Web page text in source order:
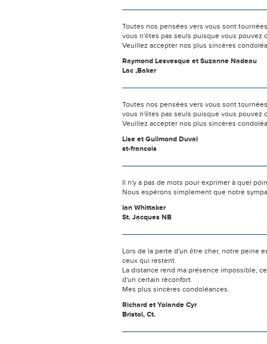
Toutes nos pensées vers vous sont
vous n'êtes pas seuls puisque vous pouvez
Veuillez accepter nos plus sincères
Raymond Lesvesque et Suzanne Nadeau
Lac ,Baker
Toutes nos pensées vers vous sont
vous n'êtes pas seuls puisque vous pouvez
Veuillez accepter nos plus sincères
Lise et Guilmond Duval
st-francois
Il n'y a pas de mots pour exprimer à quel
Nous espérons simplement que notre
Ian Whittaker
St. Jacques NB
Lors de la perte d'un être cher, notre peine
ceux qui restent.
La distance rend ma présence impossible,
d'un certain réconfort.
Mes plus sincères condoléances.
Richard et Yolande Cyr
Bristol, Ct.